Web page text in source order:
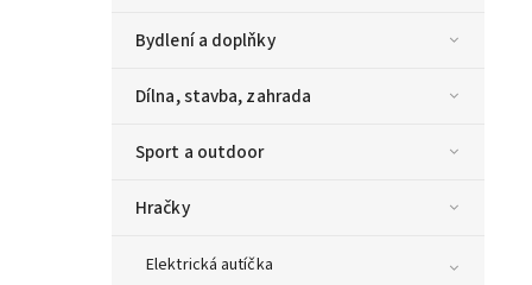
Bydlení a doplňky
Dílna, stavba, zahrada
Sport a outdoor
Hračky
Elektrická autíčka